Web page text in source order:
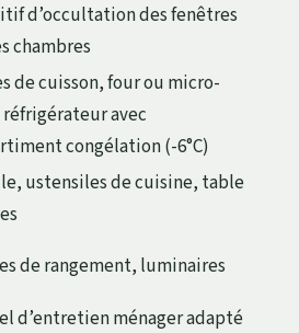
d’occultation des fenêtres
chambres
de cuisson, four ou micro-
avec
congélation (-6°C)
ustensiles de cuisine, table
de rangement, luminaires
d’entretien ménager adapté